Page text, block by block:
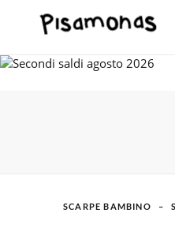
SCARPE BAMBINO